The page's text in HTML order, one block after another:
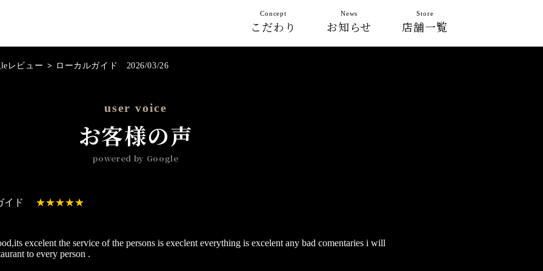
こだわり
Concept
お知らせ
News
店舗一覧
Store
レビュー > ローカルガイド 2026/03/26
user voice
お客様の声
powered by Google
イド
excelent the service of the persons is execlent everything is excelent any bad comentaries i will
to every person .